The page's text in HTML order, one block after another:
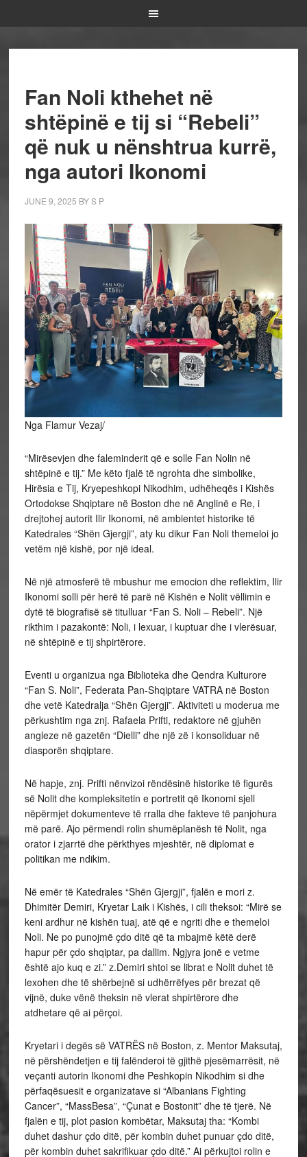
Fan Noli kthehet në
shtëpinë e tij si “Rebeli”
që nuk u nënshtrua kurrë,
nga autori Ikonomi
JUNE 9, 2025 BYS P
Nga Flamur Vezaj/
“Mirësevjen dhe faleminderit që e solle Fan Nolin në
shtëpinë e tij.” Me këto fjalë të ngrohta dhe simbolike,
Hirësia e Tij, Kryepeshkopi Nikodhim, udhëheqës i Kishës
Ortodokse Shqiptare në Boston dhe në Anglinë e Re, i
drejtohej autorit Ilir Ikonomi, në ambientet historike të
Katedrales “Shën Gjergji”, aty ku dikur Fan Noli themeloi jo
vetëm një kishë, por një ideal.
Në një atmosferë të mbushur me emocion dhe reflektim, Ilir
Ikonomi solli për herë të parë në Kishën e Nolit vëllimin e
dytë të biografisë së titulluar “Fan S. Noli – Rebeli”. Një
rikthim i pazakontë: Noli, i lexuar, i kuptuar dhe i vlerësuar,
në shtëpinë e tij shpirtërore.
Eventi u organizua nga Biblioteka dhe Qendra Kulturore
“Fan S. Noli”, Federata Pan-Shqiptare VATRA në Boston
dhe vetë Katedralja “Shën Gjergji”. Aktiviteti u moderua me
përkushtim nga znj. Rafaela Prifti, redaktore në gjuhën
angleze në gazetën “Dielli” dhe një zë i konsoliduar në
diasporën shqiptare.
Në hapje, znj. Prifti nënvizoi rëndësinë historike të figurës
së Nolit dhe kompleksitetin e portretit që Ikonomi sjell
nëpërmjet dokumenteve të rralla dhe fakteve të panjohura
më parë. Ajo përmendi rolin shumëplanësh të Nolit, nga
orator i zjarrtë dhe përkthyes mjeshtër, në diplomat e
politikan me ndikim.
Në emër të Katedrales “Shën Gjergji”, fjalën e mori z.
Dhimitër Demiri, Kryetar Laik i Kishës, i cili theksoi: “Mirë se
keni ardhur në kishën tuaj, atë që e ngriti dhe e themeloi
Noli. Ne po punojmë çdo ditë që ta mbajmë këtë derë
hapur për çdo shqiptar, pa dallim. Ngjyra jonë e vetme
është ajo kuq e zi.” z.Demiri shtoi se librat e Nolit duhet të
lexohen dhe të shërbejnë si udhërrëfyes për brezat që
vijnë, duke vënë theksin në vlerat shpirtërore dhe
atdhetare që ai përçoi.
Kryetari i degës së VATRËS në Boston, z. Mentor Maksutaj,
në përshëndetjen e tij falënderoi të gjithë pjesëmarrësit, në
veçanti autorin Ikonomi dhe Peshkopin Nikodhim si dhe
përfaqësuesit e organizatave si “Albanians Fighting
Cancer”, “MassBesa”, “Çunat e Bostonit” dhe të tjerë. Në
fjalën e tij, plot pasion kombëtar, Maksutaj tha: “Kombi
duhet dashur çdo ditë, për kombin duhet punuar çdo ditë,
për kombin duhet sakrifikuar çdo ditë.” Ai përkujtoi rolin e